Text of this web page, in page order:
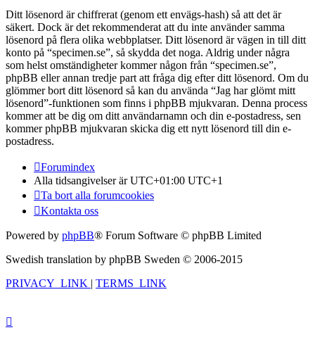
Ditt lösenord är chiffrerat (genom ett envägs-hash) så att det är
säkert. Dock är det rekommenderat att du inte använder samma
lösenord på flera olika webbplatser. Ditt lösenord är vägen in till ditt
konto på “specimen.se”, så skydda det noga. Aldrig under några
som helst omständigheter kommer någon från “specimen.se”,
phpBB eller annan tredje part att fråga dig efter ditt lösenord. Om du
glömmer bort ditt lösenord så kan du använda “Jag har glömt mitt
lösenord”-funktionen som finns i phpBB mjukvaran. Denna process
kommer att be dig om ditt användarnamn och din e-postadress, sen
kommer phpBB mjukvaran skicka dig ett nytt lösenord till din e-
postadress.
Forumindex
Alla tidsangivelser är UTC+01:00 UTC+1
Ta bort alla forumcookies
Kontakta oss
Powered by phpBB® Forum Software © phpBB Limited
Swedish translation by phpBB Sweden © 2006-2015
PRIVACY_LINK | TERMS_LINK